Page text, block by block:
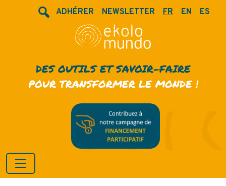
ADHÉRER NEWSLETTER FR EN ES
DES OUTILS ET SAVOIR-FAIRE
POUR TRANSFORMER LE MONDE !